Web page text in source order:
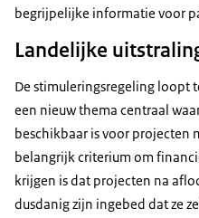
begrijpelijke informatie voor
Landelijke
De stimuleringsregeling loopt
een nieuw thema centraal
beschikbaar is voor projecten
belangrijk criterium om
krijgen is dat projecten na
dusdanig zijn ingebed dat ze